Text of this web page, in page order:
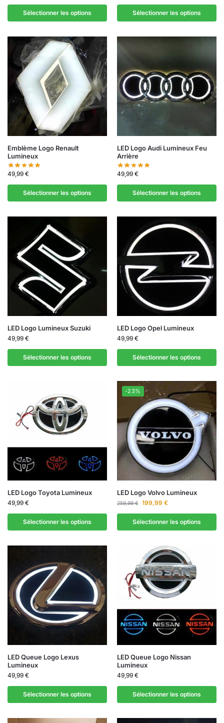
Sélectionner les options Sélectionner les options
Emblème Logo Renault
Lumineux
49,99 €
Sélectionner les options
LED Logo Audi Lumineux Feu
Arrière
49,99 €
Sélectionner les options
LED Logo Lumineux Suzuki
49,99 €
Sélectionner les options
LED Logo Opel Lumineux
49,99 €
Sélectionner les options
LED Logo Toyota Lumineux
49,99 €
Sélectionner les options
-23%
LED Logo Volvo Lumineux
259,99€ 199,99 €
Sélectionner les options
LED Queue Logo Lexus
Lumineux
49,99 €
Sélectionner les options
LED Queue Logo Nissan
Lumineux
49,99 €
Sélectionner les options